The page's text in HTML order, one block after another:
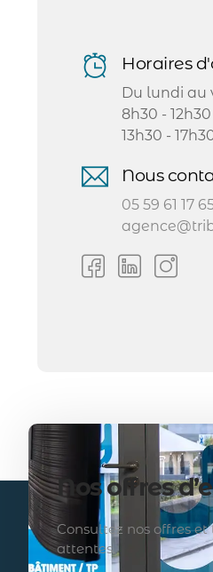
Horaires
Du lundi au
8h30 - 12h30
13h30 -
Nous
05 59 61 17
Nos offres
Consultez nos offres
attentes.